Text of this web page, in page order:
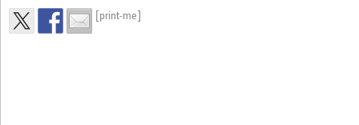
[print-me]